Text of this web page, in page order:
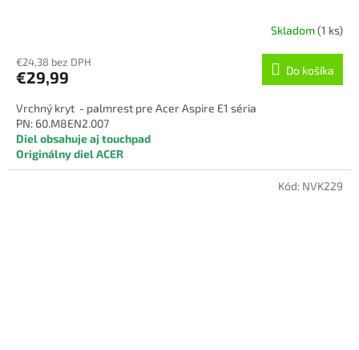
Skladom(1 ks)
€24,38 bez DPH
€29,99 Do košíka
Vrchný kryt - palmrest pre Acer Aspire E1 séria
PN: 60.M8EN2.007
Diel obsahuje aj touchpad
Originálny diel ACER
Kód: NVK229